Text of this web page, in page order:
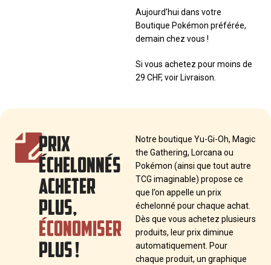
Aujourd’hui dans votre
Boutique Pokémon préférée,
demain chez vous !
Si vous achetez pour moins de
29 CHF, voir Livraison.
PRIX
ÉCHELONNÉS
ACHETER
PLUS,
ÉCONOMISER
PLUS !
Notre boutique Yu-Gi-Oh, Magic
the Gathering, Lorcana ou
Pokémon (ainsi que tout autre
TCG imaginable) propose ce
que l’on appelle un prix
échelonné pour chaque achat.
Dès que vous achetez plusieurs
produits, leur prix diminue
automatiquement. Pour
chaque produit, un graphique